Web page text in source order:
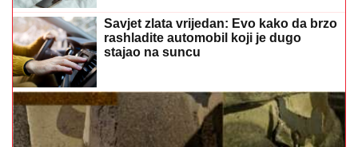
Savjet zlata vrijedan: Evo kako da brzo
rashladite automobil koji je dugo
stajao na suncu